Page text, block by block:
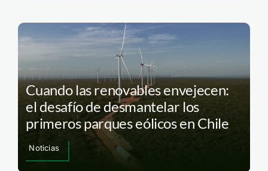
Cuando las renovables envejecen:
el desafío de desmantelar los
primeros parques eólicos en Chile
Noticias